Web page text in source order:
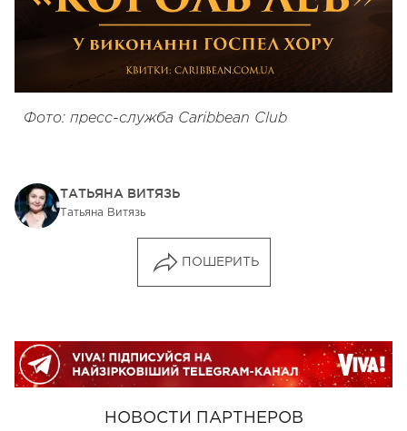
Фото: пресс-служба Caribbean Club
ТАТЬЯНА ВИТЯЗЬ
Татьяна Витязь
ПОШЕРИТЬ
НОВОСТИ ПАРТНЕРОВ